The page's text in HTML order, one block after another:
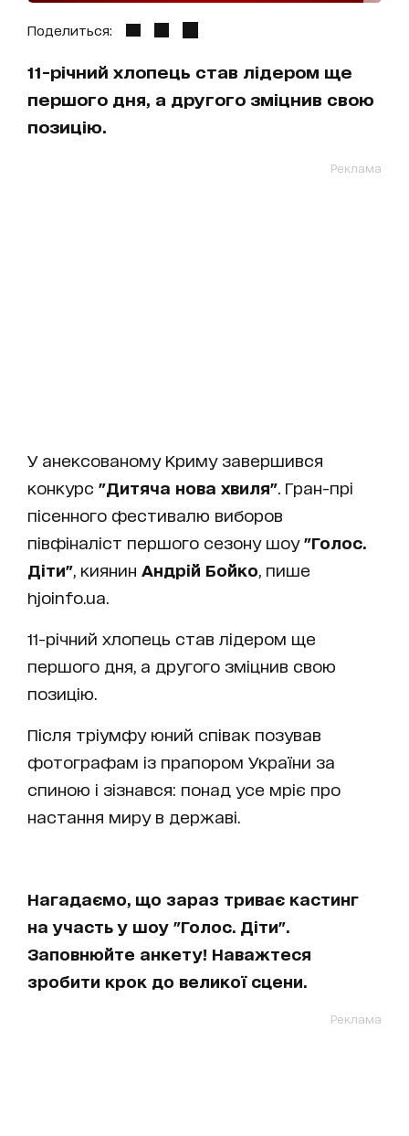
Поделиться:
11-річний хлопець став лідером ще
першого дня, а другого зміцнив свою
позицію.
Реклама
У анексованому Криму завершився
конкурс "Дитяча нова хвиля" . Гран-прі
пісенного фестивалю виборов
півфіналіст першого сезону шоу "Голос.
Діти" , киянин Андрій Бойко , пише
hjoinfo.ua.
11-річний хлопець став лідером ще
першого дня, а другого зміцнив свою
позицію.
Після тріумфу юний співак позував
фотографам із прапором України за
спиною і зізнався: понад усе мріє про
настання миру в державі.
Нагадаємо, що зараз триває кастинг
на участь у шоу "Голос. Діти".
Заповнюйте анкету! Наважтеся
зробити крок до великої сцени.
Реклама